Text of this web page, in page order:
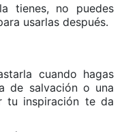
tienes, no puedes
usarlas después.
cuando hagas
de salvación o una
tu inspiración te da